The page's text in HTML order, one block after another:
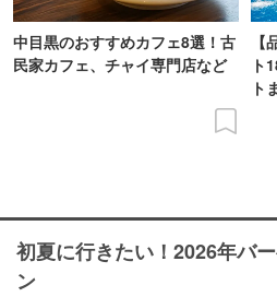
中目黒のおすすめカフェ8選！古
民家カフェ、チャイ専門店など
ト
ト
初夏に行きたい！2026年バ
ン